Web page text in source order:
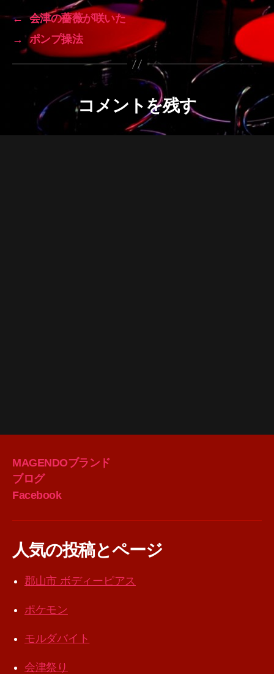
← 会津の薔薇が咲いた
→
ポンプ操法
コメントを残す
MAGENDOブランド
ブログ
Facebook
人気の投稿とページ
郡山市 ボディーピアス
ポケモン
モルダバイト
会津祭り